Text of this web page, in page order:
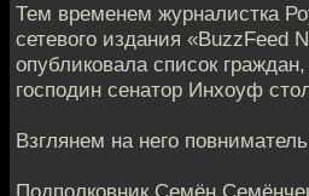
Тем временем журналистка
сетевого издания «BuzzFeed
опубликовала список
господин сенатор Инхоуф
Взглянем на него